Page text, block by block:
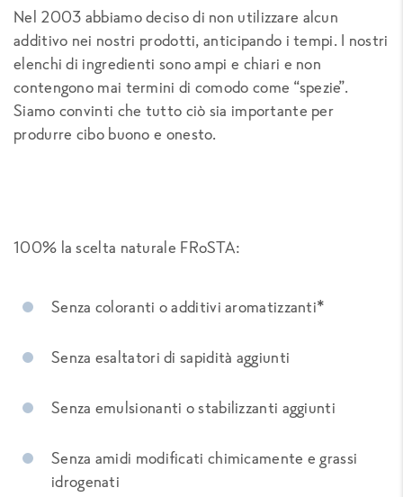
Nel 2003 abbiamo deciso di non utilizzare alcun
additivo nei nostri prodotti, anticipando i tempi. I nostri
elenchi di ingredienti sono ampi e chiari e non
contengono mai termini di comodo come “spezie”.
Siamo convinti che tutto ciò sia importante per
produrre cibo buono e onesto.
100% la scelta naturale FRoSTA:
Senza coloranti o additivi aromatizzanti*
Senza esaltatori di sapidità aggiunti
Senza emulsionanti o stabilizzanti aggiunti
Senza amidi modificati chimicamente e grassi
idrogenati